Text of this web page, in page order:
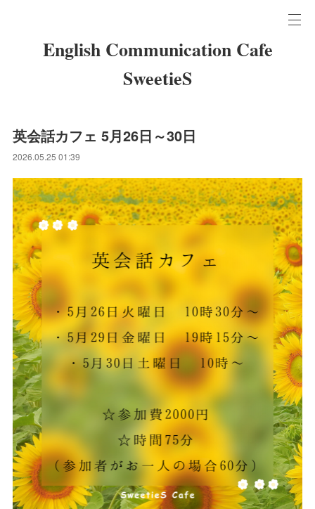
English Communication Cafe
SweetieS
英会話カフェ 5月26日～30日
2026.05.25 01:39